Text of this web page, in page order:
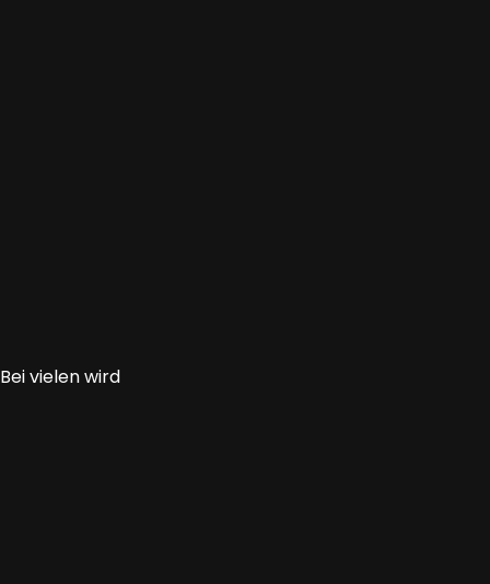
vielen wird